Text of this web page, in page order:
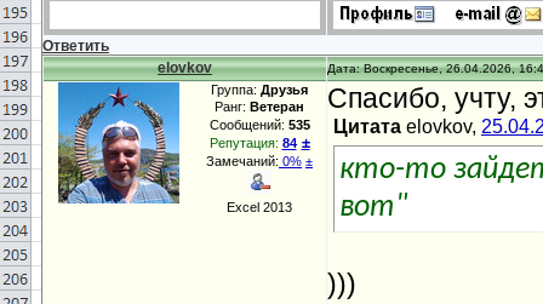
Ответить
elovkov
Дата: Воскресенье, 26.04.2026,
Группа: Друзья
Ранг: Ветеран
Сообщений: 535
Репутация: 84 ±
Замечаний: 0% ±
Excel 2013
Спасибо, учту,
Цитата elovkov,
кто-то
вот"
)))